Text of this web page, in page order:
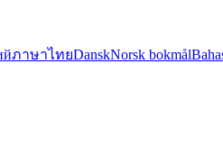
ภาษาไทยDanskNorsk bokmål